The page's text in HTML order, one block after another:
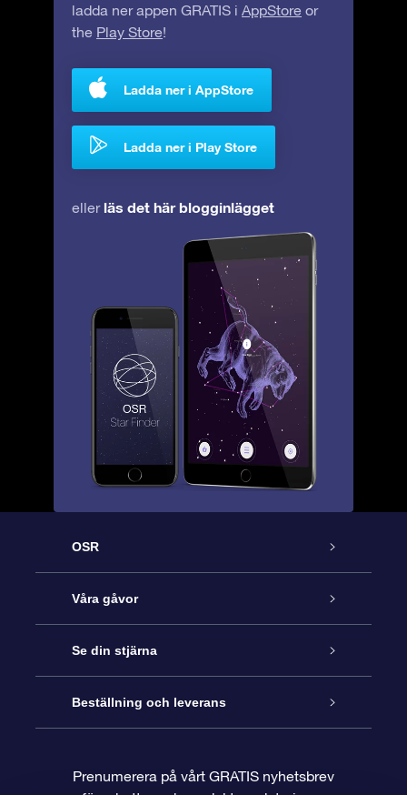
ladda ner appen GRATIS i AppStore or
the Play Store!
Ladda ner i AppStore
Ladda ner i Play Store
eller läs det här blogginlägget
OSR
Kundtjänst
Kontakta oss
Blogg
Våra gåvor
Online-Stjärngåva
OSR Gåvopaket
Se din stjärna
Stjärnregiste
Beställning och leverans
Prenumerera på vårt GRATIS nyhetsbrev